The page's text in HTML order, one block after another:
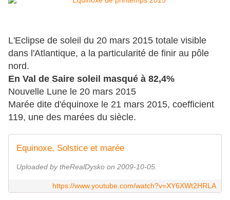
L'Eclipse de soleil du 20 mars 2015 totale visible
dans l'Atlantique, a la particularité de finir au pôle
nord.
En Val de Saire soleil masqué à 82,4%
Nouvelle Lune le 20 mars 2015
Marée dite d'équinoxe le 21 mars 2015, coefficient
119, une des marées du siècle.
Equinoxe, Solstice et marée
Uploaded by theRealDysko on 2009-10-05.
https://www.youtube.com/watch?v=XY6XWt2HRLA